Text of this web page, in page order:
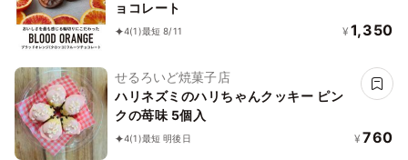
ョコレート
4(1)最短 8/11 ¥ 1,350
せるろいど焼菓子店
ハリネズミのハリちゃんクッキー ピン
クの苺味 5個入
4(1)最短 明後日 ¥ 760